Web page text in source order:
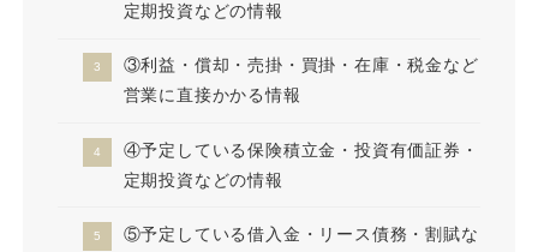
定期投資などの情報
③利益・償却・売掛・買掛・在庫・税金など
営業に直接かかる情報
④予定している保険積立金・投資有価証券・
定期投資などの情報
⑤予定している借入金・リース債務・割賦な